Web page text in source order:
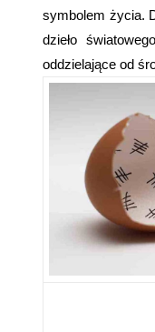
symbolem życia.
dzieło
oddzielające od